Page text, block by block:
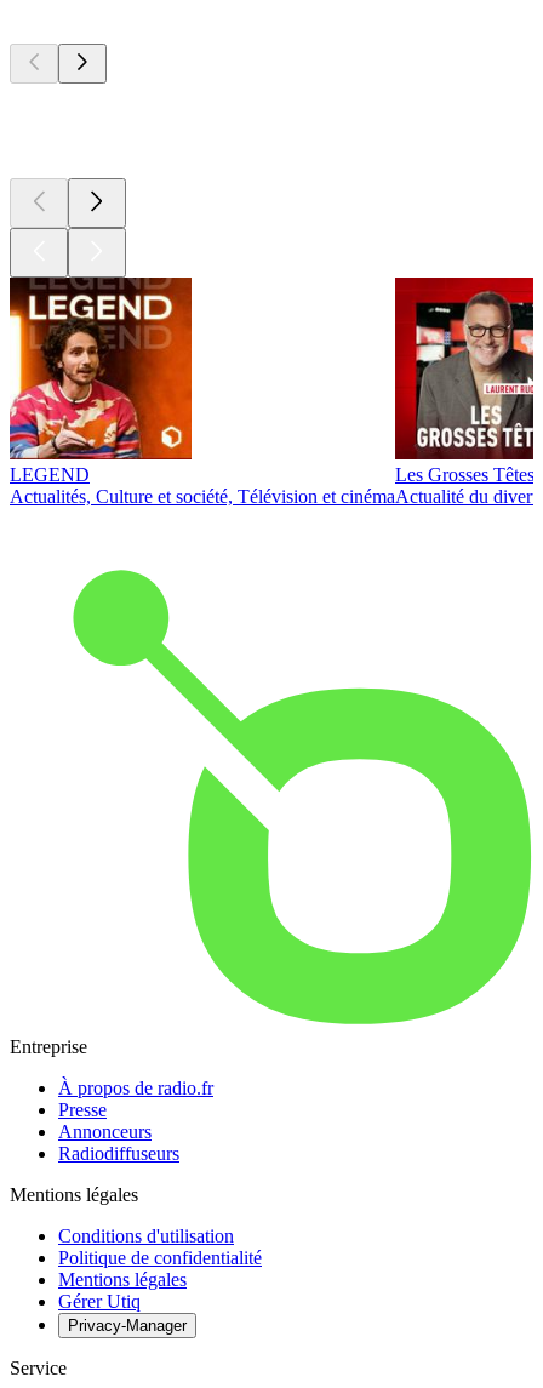
LEGEND
Actualités, Culture et société, Télévision et cinéma
Les Grosses Têtes
Actualité du
Entreprise
À propos de radio.fr
Presse
Annonceurs
Radiodiffuseurs
Mentions légales
Conditions d'utilisation
Politique de confidentialité
Mentions légales
Gérer Utiq
Privacy-Manager
Service